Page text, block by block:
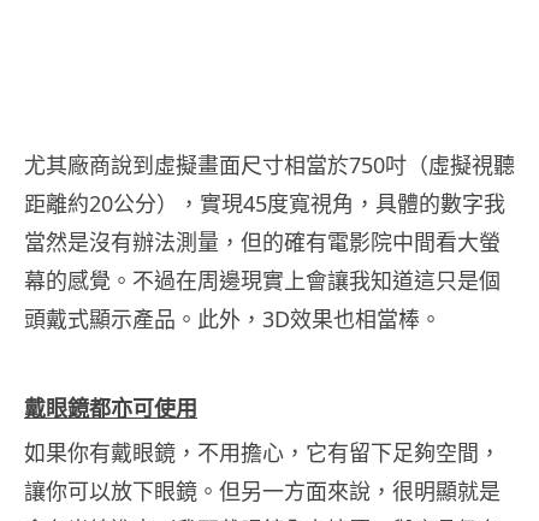
尤其廠商說到虛擬畫面尺寸相當於750吋（虛擬視聽
距離約20公分），實現45度寬視角，具體的數字我
當然是沒有辦法測量，但的確有電影院中間看大螢
幕的感覺。不過在周邊現實上會讓我知道這只是個
頭戴式顯示產品。此外，3D效果也相當棒。
戴眼鏡都亦可使用
如果你有戴眼鏡，不用擔心，它有留下足夠空間，
讓你可以放下眼鏡。但另一方面來說，很明顯就是